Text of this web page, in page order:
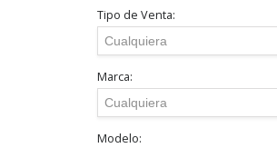
Tipo de Venta:
Marca:
Modelo: